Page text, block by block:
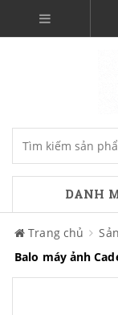
DANH
Trang chủ
Balo máy ảnh